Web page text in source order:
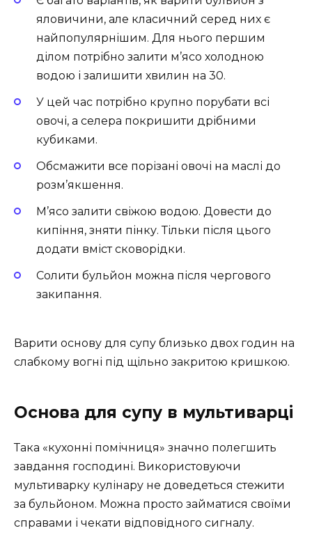
яловичини, але класичний серед них є
найпопулярнішим. Для нього першим
ділом потрібно залити м’ясо холодною
водою і залишити хвилин на 30.
У цей час потрібно крупно порубати всі
овочі, а селера покришити дрібними
кубиками.
Обсмажити все порізані овочі на маслі до
розм’якшення.
М’ясо залити свіжою водою. Довести до
кипіння, зняти пінку. Тільки після цього
додати вміст сковорідки.
Солити бульйон можна після чергового
закипання.
Варити основу для супу близько двох годин на
слабкому вогні під щільно закритою кришкою.
Основа для супу в мультиварці
Така «кухонні помічниця» значно полегшить
завдання господині. Використовуючи
мультиварку кулінару не доведеться стежити
за бульйоном. Можна просто займатися своїми
справами і чекати відповідного сигналу.